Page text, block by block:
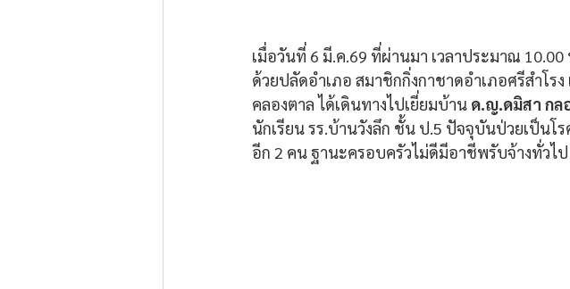
เมื่อวันที่ 6 มี.ค.69 ที่ผ่านมา เวลาประมาณ 10.00
ด้วยปลัดอำเภอ สมาชิกกิ่งกาชาดอำเภอศรีสำโ
คลองตาล ได้เดินทางไปเยี่ยมบ้าน ด.ญ.ดมิสา กล
นักเรียน รร.บ้านวังลึก ชั้น ป.5 ปัจจุบันป่วยเป็นโ
อีก 2 คน ฐานะครอบครัวไม่ดีมีอาชีพรับจ้างทั่วไป